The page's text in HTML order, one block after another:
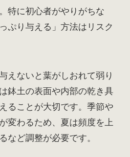
特に初心者がやりがちな
ぷり与える」方法はリスク
えないと葉がしおれて弱り
鉢土の表面や内部の乾き具
ることが大切です。季節や
変わるため、夏は頻度を上
など調整が必要です。